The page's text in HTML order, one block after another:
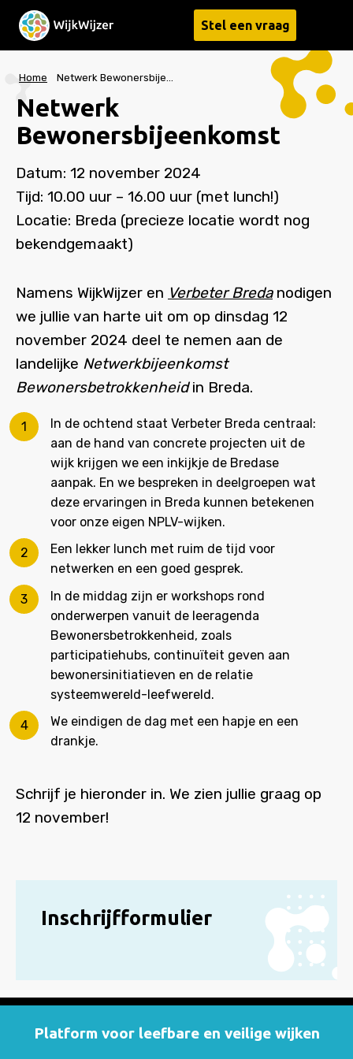
Stel een vraag
Home Netwerk Bewonersbijeenkomst
Netwerk
Bewonersbijeenkomst
Datum: 12 november 2024
Tijd: 10.00 uur – 16.00 uur (met lunch!)
Locatie: Breda (precieze locatie wordt nog
bekendgemaakt)
Namens WijkWijzer en Verbeter Bredanodigen
we jullie van harte uit om op dinsdag 12
november 2024 deel te nemen aan de
landelijke Netwerkbijeenkomst
Bewonersbetrokkenheidin Breda.
In de ochtend staat Verbeter Breda centraal:
aan de hand van concrete projecten uit de
wijk krijgen we een inkijkje de Bredase
aanpak. En we bespreken in deelgroepen wat
deze ervaringen in Breda kunnen betekenen
voor onze eigen NPLV-wijken.
Een lekker lunch met ruim de tijd voor
netwerken en een goed gesprek.
In de middag zijn er workshops rond
onderwerpen vanuit de leeragenda
Bewonersbetrokkenheid, zoals
participatiehubs, continuïteit geven aan
bewonersinitiatieven en de relatie
systeemwereld-leefwereld.
We eindigen de dag met een hapje en een
drankje.
Schrijf je hieronder in. We zien jullie graag op
12 november!
Inschrijfformulier
Platform voor leefbare en veilige wijken